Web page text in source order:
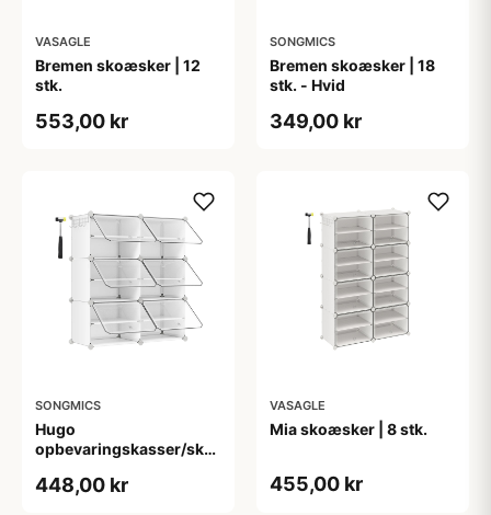
VASAGLE
Bremen skoæsker | 12
stk.
553,00 kr
SONGMICS
Bremen skoæsker | 18
stk. - Hvid
349,00 kr
SONGMICS
Hugo
opbevaringskasser/skoæsker
448,00 kr
VASAGLE
Mia skoæsker | 8 stk.
455,00 kr